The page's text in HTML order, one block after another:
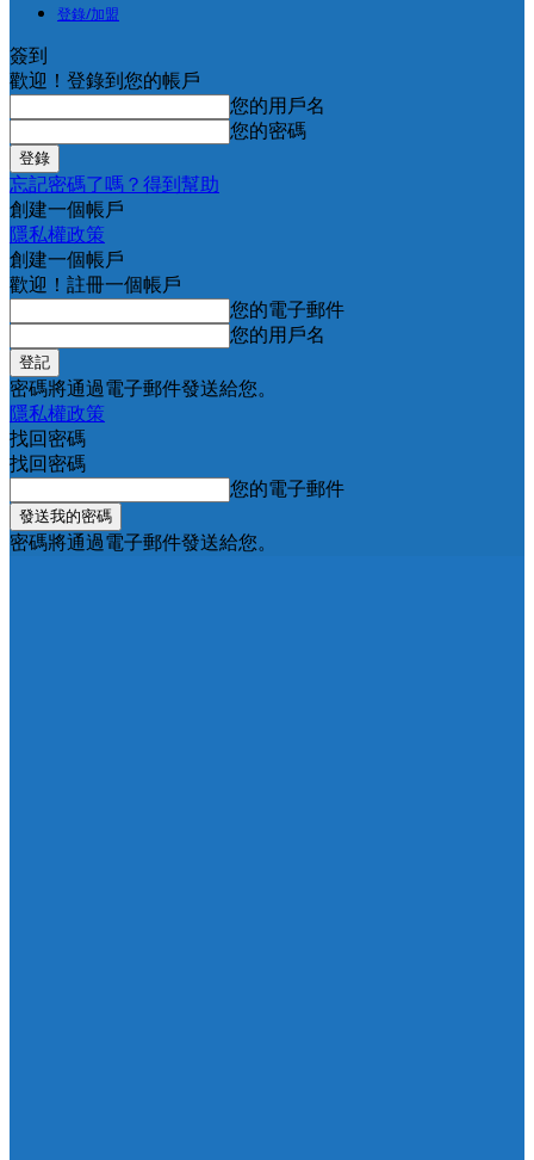
登錄/加盟
簽到
歡迎！登錄到您的帳戶
您的用戶名
您的密碼
忘記密碼了嗎？得到幫助
創建一個帳戶
隱私權政策
創建一個帳戶
歡迎！註冊一個帳戶
您的電子郵件
您的用戶名
密碼將通過電子郵件發送給您。
隱私權政策
找回密碼
找回密碼
您的電子郵件
密碼將通過電子郵件發送給您。